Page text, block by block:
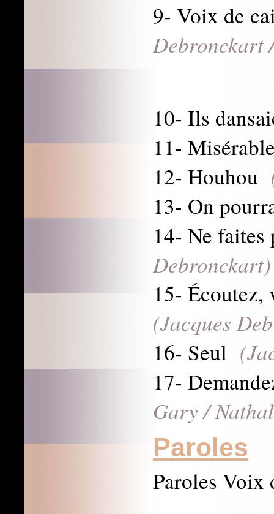
9- Voix de
Debronckart
10- Ils
11-
12- Houhou
13- On
14- Ne
Debronckart)
15- Écoutez,
(Jacques
16- Seul
17-
Gary /
Paroles
Paroles Voix